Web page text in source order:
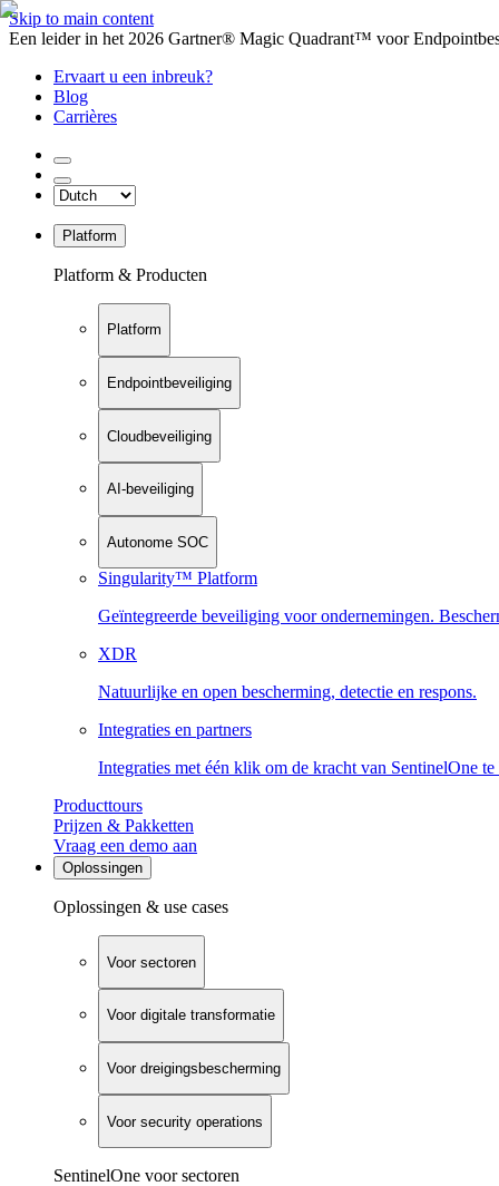
Skip to main content
Een leider in het 2026 Gartner® Magic Quadrant™ voor
Ervaart u een inbreuk?
Blog
Carrières
Platform
Platform & Producten
Platform
Endpointbeveiliging
Cloudbeveiliging
AI-beveiliging
Autonome SOC
Singularity™ Platform
Geïntegreerde beveiliging voor ondernemingen.
XDR
Natuurlijke en open bescherming, detectie en respons.
Integraties en partners
Integraties met één klik om de kracht van SentinelOne te
Producttours
Prijzen & Pakketten
Vraag een demo aan
Oplossingen
Oplossingen & use cases
Voor sectoren
Voor digitale transformatie
Voor dreigingsbescherming
Voor security operations
SentinelOne voor sectoren